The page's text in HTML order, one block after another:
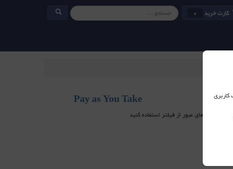
کارت خرید 0
Pay as You Take